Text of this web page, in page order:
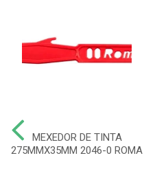
MEXEDOR DE TINTA
275MMX35MM 2046-0 ROMA